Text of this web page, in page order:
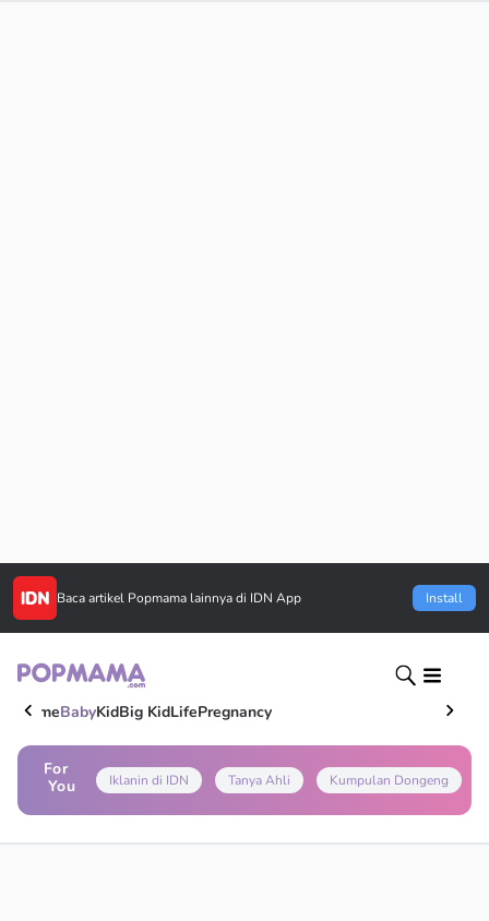
Baca artikel Popmama lainnya di IDN App Install
HomeBabyKidBig KidLifePregnancy
For
You
Iklanin di IDN Tanya Ahli Kumpulan Dongeng